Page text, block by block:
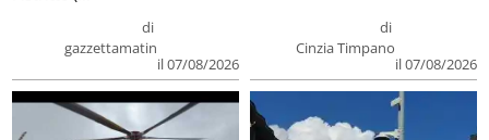
di
gazzettamatin
il 07/08/2026
di
Cinzia Timpano
il 07/08/2026